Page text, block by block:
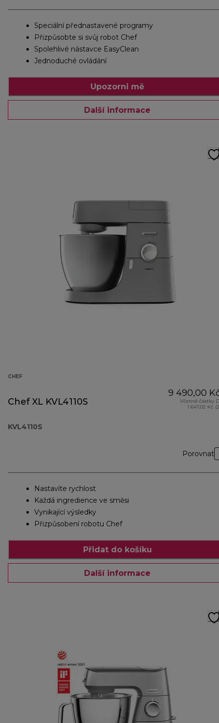
Speciální přednastavené programy
Přizpůsobte si svůj robot Chef
Spolehlivé nástavce EasyClean
Jednoduché ovládání
Upozorni mě
Další informace
CHEF
Chef XL KVL4110S
KVL4110S
9 490,00
Včetně částky
1 647,02 Kč
Porovnat
Nastavíte rychlost
Každá ingredience ve směsi
Vynikající výsledky
Přizpůsobení robotu Chef
Přidat do košíku
Další informace